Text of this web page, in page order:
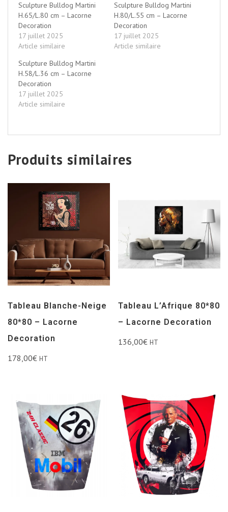
Sculpture Bulldog Martini
H.65/L.80 cm – Lacorne
Decoration
17 juillet 2025
Article similaire
Sculpture Bulldog Martini
H.80/L.55 cm – Lacorne
Decoration
17 juillet 2025
Article similaire
Sculpture Bulldog Martini
H.58/L.36 cm – Lacorne
Decoration
17 juillet 2025
Article similaire
Produits similaires
Tableau Blanche-Neige
80*80 – Lacorne
Decoration
178,00€ HT
Tableau L’Afrique 80*80
– Lacorne Decoration
136,00€ HT